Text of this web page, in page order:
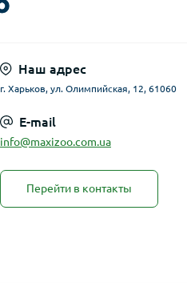
Наш адрес
г. Харьков, ул. Олимпийская, 12, 61060
E-mail
info@maxizoo.com.ua
Перейти в контакты